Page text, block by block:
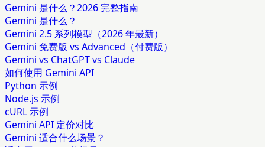
Gemini 是什么？2026 完整指南
Gemini 是什么？
Gemini 2.5 系列模型（2026 年最新）
Gemini 免费版 vs Advanced（付费版）
Gemini vs ChatGPT vs Claude
如何使用 Gemini API
Python 示例
Node.js 示例
cURL 示例
Gemini API 定价对比
Gemini 适合什么场景？